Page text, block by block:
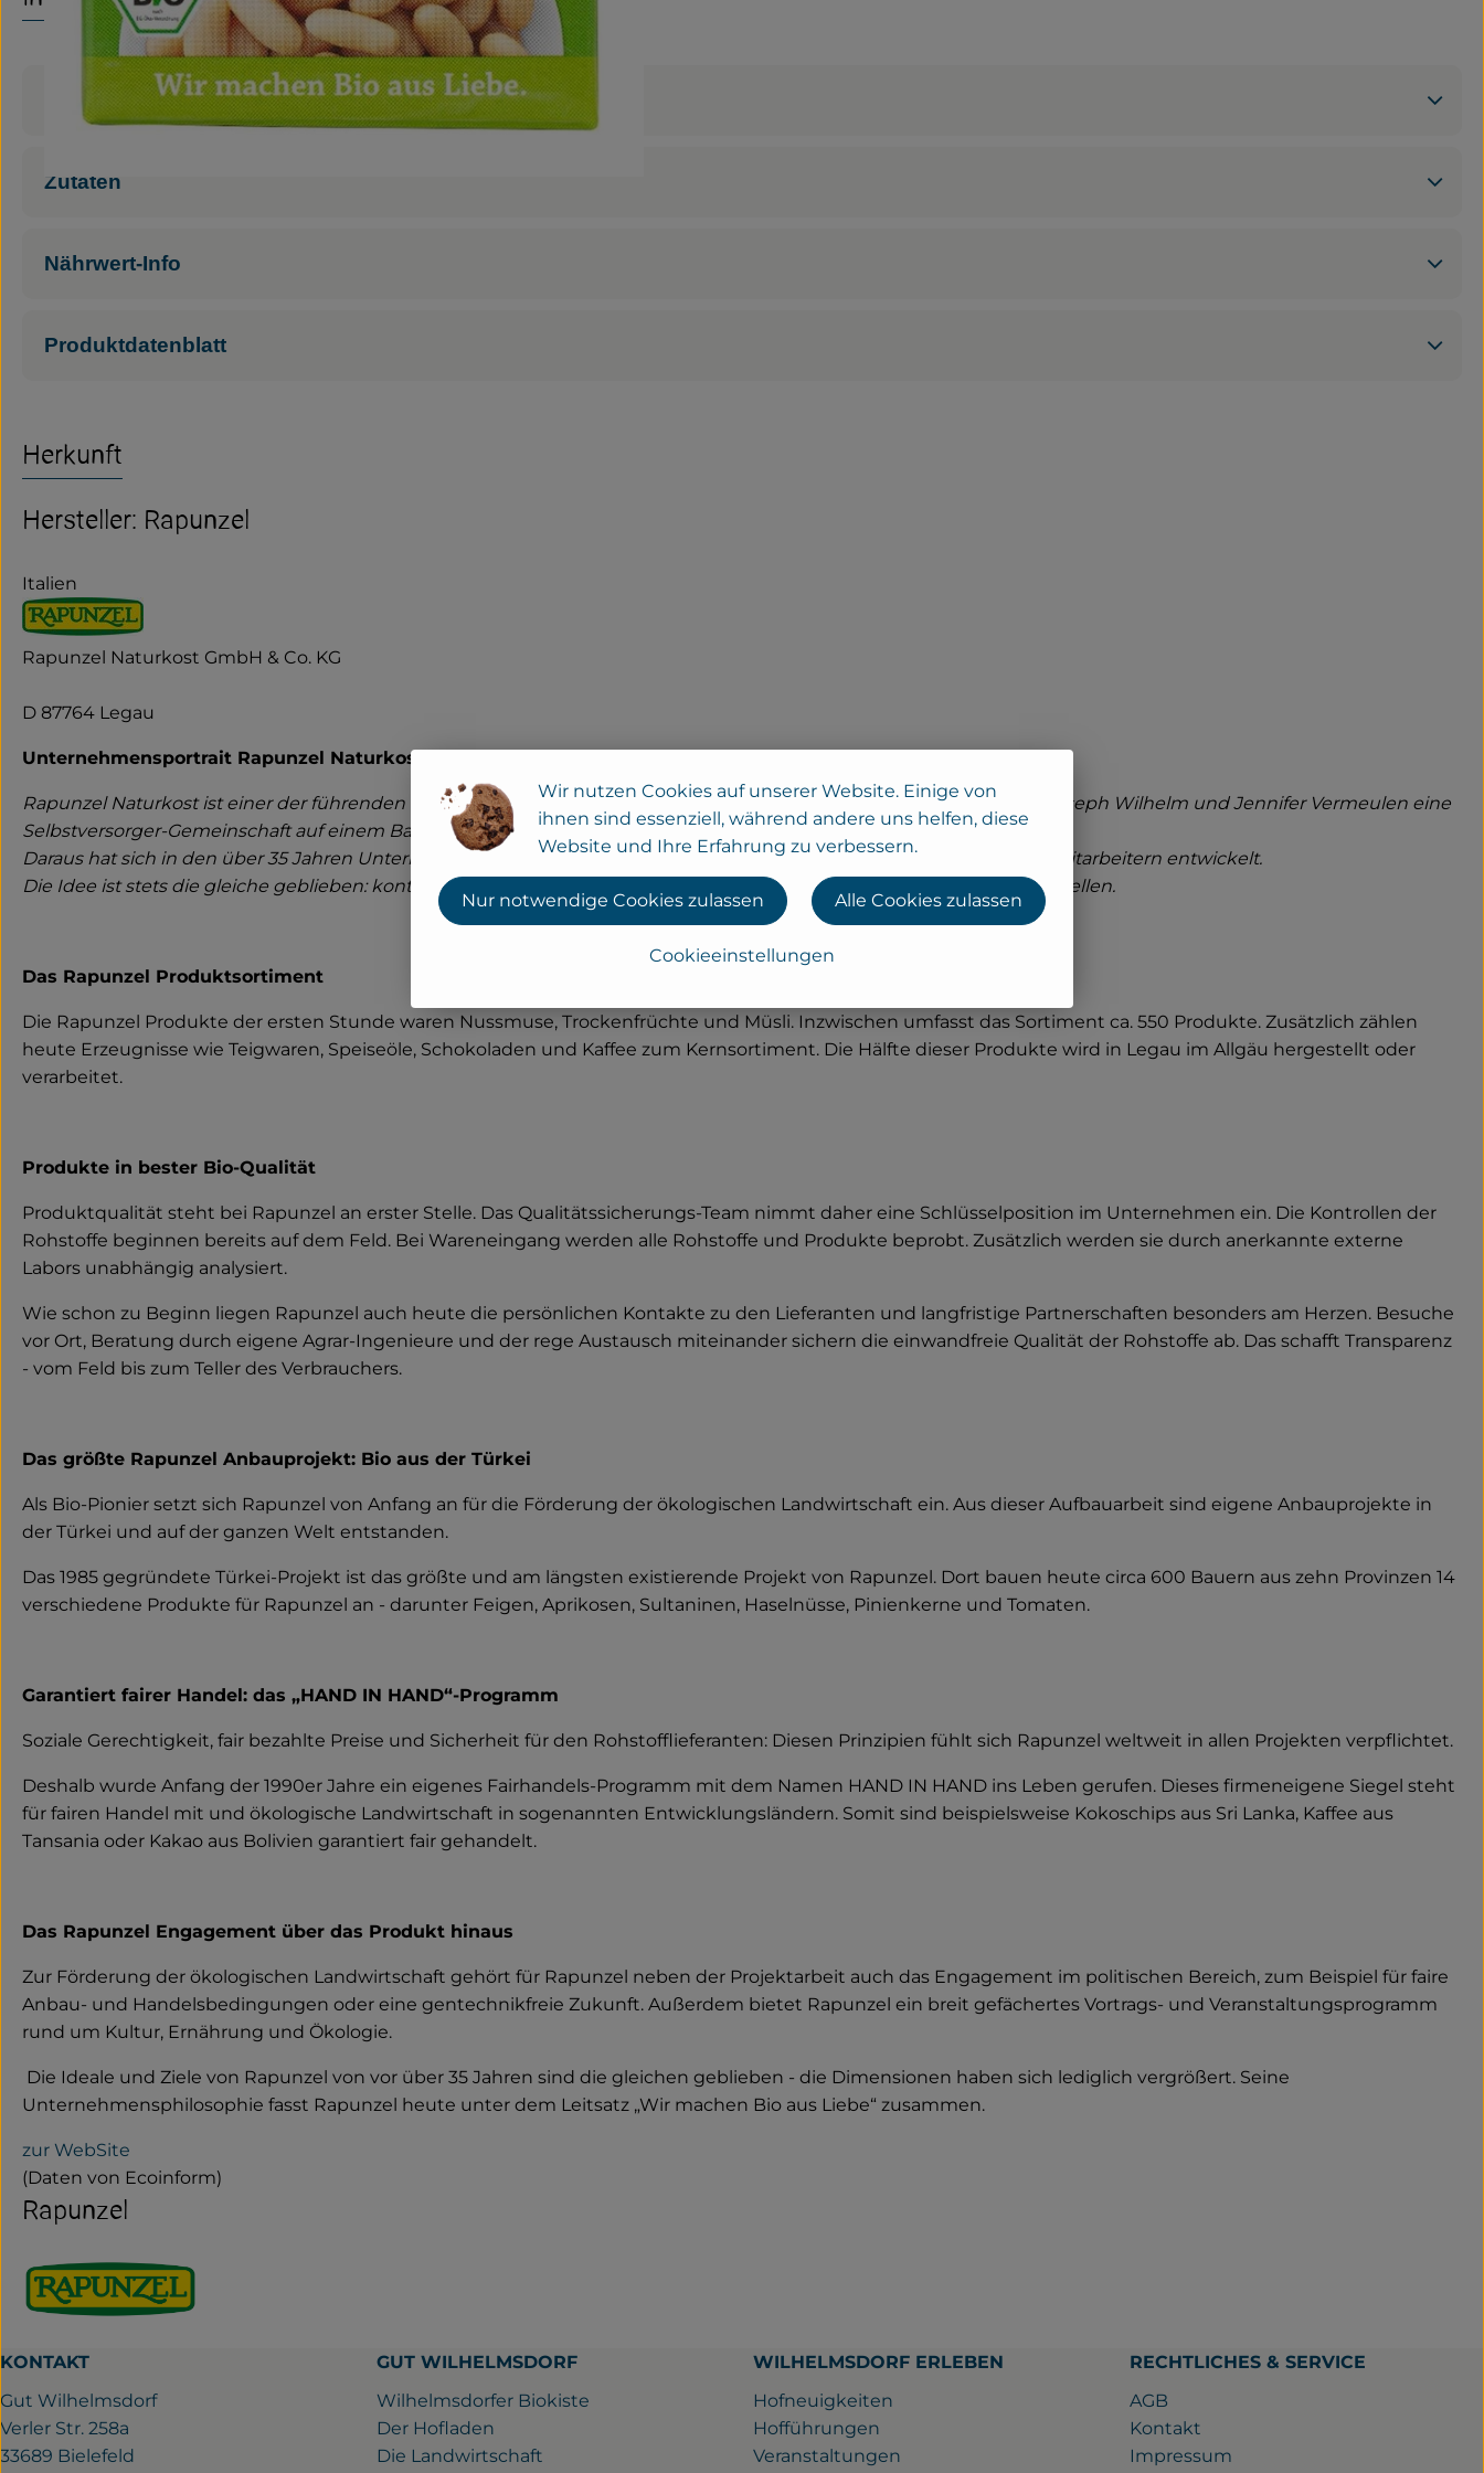
Produktinformationen
Zutaten
Nährwert-Info
Produktdatenblatt
Herkunft
Hersteller: Rapunzel
Italien
Rapunzel Naturkost GmbH & Co. KG
D 87764 Legau
Unternehmensportrait Rapunzel Naturkost GmbH
Rapunzel Naturkost ist einer der führenden Bio-Hersteller in Europa. Begonnen hat alles ganz klein: 1974 gründeten Joseph Wilhelm und Jennifer Vermeulen eine
Selbstversorger-Gemeinschaft auf einem Bauernhof mit kleinem Naturkostladen im bayerischen Augsburg.
Daraus hat sich in den über 35 Jahren Unternehmensgeschichte ein international agierendes Unternehmen mit 300 Mitarbeitern entwickelt.
Die Idee ist stets die gleiche geblieben: kontrolliert biologische, naturbelassene und vegetarische Lebensmittel herzustellen.
Das Rapunzel Produktsortiment
Die Rapunzel Produkte der ersten Stunde waren Nussmuse, Trockenfrüchte und Müsli. Inzwischen umfasst das Sortiment ca. 550 Produkte. Zusätzlich zählen
heute Erzeugnisse wie Teigwaren, Speiseöle, Schokoladen und Kaffee zum Kernsortiment. Die Hälfte dieser Produkte wird in Legau im Allgäu hergestellt oder
verarbeitet.
Produkte in bester Bio-Qualität
Produktqualität steht bei Rapunzel an erster Stelle. Das Qualitätssicherungs-Team nimmt daher eine Schlüsselposition im Unternehmen ein. Die Kontrollen der
Rohstoffe beginnen bereits auf dem Feld. Bei Wareneingang werden alle Rohstoffe und Produkte beprobt. Zusätzlich werden sie durch anerkannte externe
Labors unabhängig analysiert.
Wie schon zu Beginn liegen Rapunzel auch heute die persönlichen Kontakte zu den Lieferanten und langfristige Partnerschaften besonders am Herzen. Besuche
vor Ort, Beratung durch eigene Agrar-Ingenieure und der rege Austausch miteinander sichern die einwandfreie Qualität der Rohstoffe ab. Das schafft Transparenz
- vom Feld bis zum Teller des Verbrauchers.
Das größte Rapunzel Anbauprojekt: Bio aus der Türkei
Als Bio-Pionier setzt sich Rapunzel von Anfang an für die Förderung der ökologischen Landwirtschaft ein. Aus dieser Aufbauarbeit sind eigene Anbauprojekte in
der Türkei und auf der ganzen Welt entstanden.
Das 1985 gegründete Türkei-Projekt ist das größte und am längsten existierende Projekt von Rapunzel. Dort bauen heute circa 600 Bauern aus zehn Provinzen 14
verschiedene Produkte für Rapunzel an - darunter Feigen, Aprikosen, Sultaninen, Haselnüsse, Pinienkerne und Tomaten.
Garantiert fairer Handel: das „HAND IN HAND“-Programm
Soziale Gerechtigkeit, fair bezahlte Preise und Sicherheit für den Rohstofflieferanten: Diesen Prinzipien fühlt sich Rapunzel weltweit in allen Projekten verpflichtet.
Deshalb wurde Anfang der 1990er Jahre ein eigenes Fairhandels-Programm mit dem Namen HAND IN HAND ins Leben gerufen. Dieses firmeneigene Siegel steht
für fairen Handel mit und ökologische Landwirtschaft in sogenannten Entwicklungsländern. Somit sind beispielsweise Kokoschips aus Sri Lanka, Kaffee aus
Tansania oder Kakao aus Bolivien garantiert fair gehandelt.
Das Rapunzel Engagement über das Produkt hinaus
Zur Förderung der ökologischen Landwirtschaft gehört für Rapunzel neben der Projektarbeit auch das Engagement im politischen Bereich, zum Beispiel für faire
Anbau- und Handelsbedingungen oder eine gentechnikfreie Zukunft. Außerdem bietet Rapunzel ein breit gefächertes Vortrags- und Veranstaltungsprogramm
rund um Kultur, Ernährung und Ökologie.
Die Ideale und Ziele von Rapunzel von vor über 35 Jahren sind die gleichen geblieben - die Dimensionen haben sich lediglich vergrößert. Seine
Unternehmensphilosophie fasst Rapunzel heute unter dem Leitsatz „Wir machen Bio aus Liebe“ zusammen.
zur WebSite
(Daten von Ecoinform)
Rapunzel
KONTAKT
Gut Wilhelmsdorf
Verler Str. 258a
33689 Bielefeld
GUT WILHELMSDORF
Wilhelmsdorfer Biokiste
Der Hofladen
Die Landwirtschaft
WILHELMSDORF ERLEBEN
Hofneuigkeiten
Hofführungen
Veranstaltungen
RECHTLICHES & SERVICE
AGB
Kontakt
Impressum
Wir nutzen Cookies auf unserer Website. Einige von
ihnen sind essenziell, während andere uns helfen, diese
Website und Ihre Erfahrung zu verbessern.
Cookieeinstellungen
Nur notwendige Cookies zulassen Alle Cookies zulassen